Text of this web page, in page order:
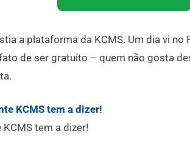
a plataforma da KCMS. Um dia vi
de ser gratuito – quem não gosta
tem a dizer!